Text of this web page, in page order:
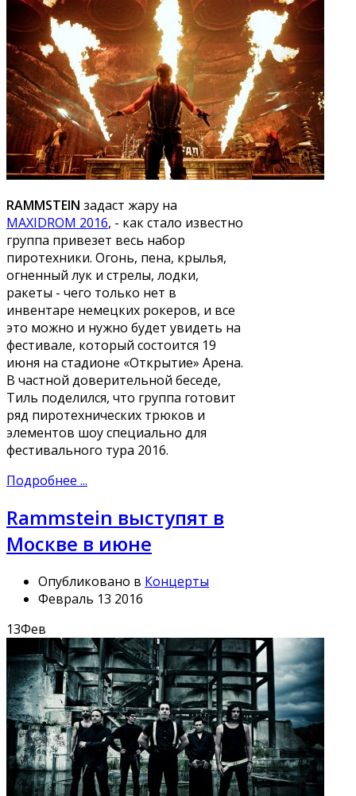
RAMMSTEIN задаст жару на
MAXIDROM 2016, - как стало известно
группа привезет весь набор
пиротехники. Огонь, пена, крылья,
огненный лук и стрелы, лодки,
ракеты - чего только нет в
инвентаре немецких рокеров, и все
это можно и нужно будет увидеть на
фестивале, который состоится 19
июня на стадионе «Открытие» Арена.
В частной доверительной беседе,
Тиль поделился, что группа готовит
ряд пиротехнических трюков и
элементов шоу специально для
фестивального тура 2016.
Подробнее ...
Rammstein выступят в
Москве в июне
Опубликовано в Концерты
Февраль 13 2016
13Фев